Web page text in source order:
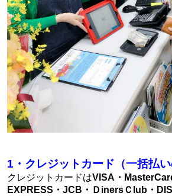
1・クレジットカード（一括払い
クレジットカードはVISA・
EXPRESS・JCB・ＤinersＣlub・